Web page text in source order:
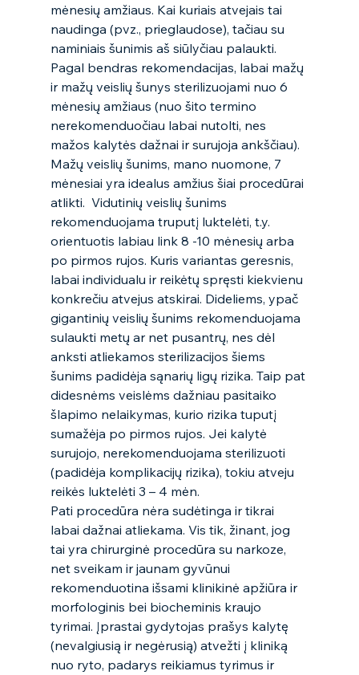
mėnesių amžiaus. Kai kuriais atvejais tai
naudinga (pvz., prieglaudose), tačiau su
naminiais šunimis aš siūlyčiau palaukti.
Pagal bendras rekomendacijas, labai mažų
ir mažų veislių šunys sterilizuojami nuo 6
mėnesių amžiaus (nuo šito termino
nerekomenduočiau labai nutolti, nes
mažos kalytės dažnai ir surujoja ankščiau).
Mažų veislių šunims, mano nuomone, 7
mėnesiai yra idealus amžius šiai procedūrai
atlikti.  Vidutinių veislių šunims
rekomenduojama truputį luktelėti, t.y.
orientuotis labiau link 8 -10 mėnesių arba
po pirmos rujos. Kuris variantas geresnis,
labai individualu ir reikėtų spręsti kiekvienu
konkrečiu atvejus atskirai. Dideliems, ypač
gigantinių veislių šunims rekomenduojama
sulaukti metų ar net pusantrų, nes dėl
anksti atliekamos sterilizacijos šiems
šunims padidėja sąnarių ligų rizika. Taip pat
didesnėms veislėms dažniau pasitaiko
šlapimo nelaikymas, kurio rizika tuputį
sumažėja po pirmos rujos. Jei kalytė
surujojo, nerekomenduojama sterilizuoti
(padidėja komplikacijų rizika), tokiu atveju
reikės luktelėti 3 – 4 mėn.
Pati procedūra nėra sudėtinga ir tikrai
labai dažnai atliekama. Vis tik, žinant, jog
tai yra chirurginė procedūra su narkoze,
net sveikam ir jaunam gyvūnui
rekomenduotina išsami klinikinė apžiūra ir
morfologinis bei biocheminis kraujo
tyrimai. Įprastai gydytojas prašys kalytę
(nevalgiusią ir negėrusią) atvežti į kliniką
nuo ryto, padarys reikiamus tyrimus ir